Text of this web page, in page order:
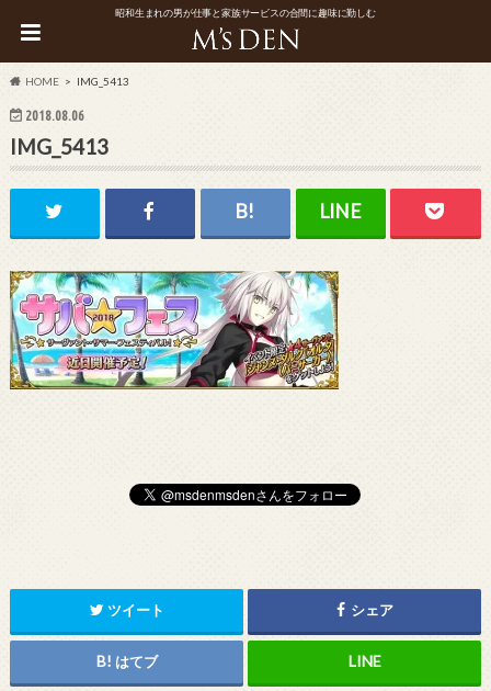
昭和生まれの男が仕事と家族サービスの合間に趣味に勤しむ
HOME IMG_5413
2018.08.06
IMG_5413
ツイート シェア
はてブ